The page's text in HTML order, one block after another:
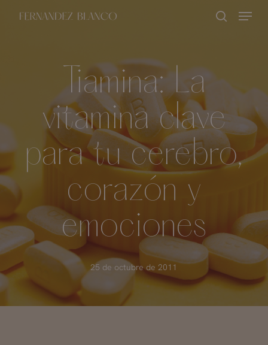
Menu
Tiamina: La
vitamina clave
para tu cerebro,
corazón y
emociones
25 de octubre de 2011